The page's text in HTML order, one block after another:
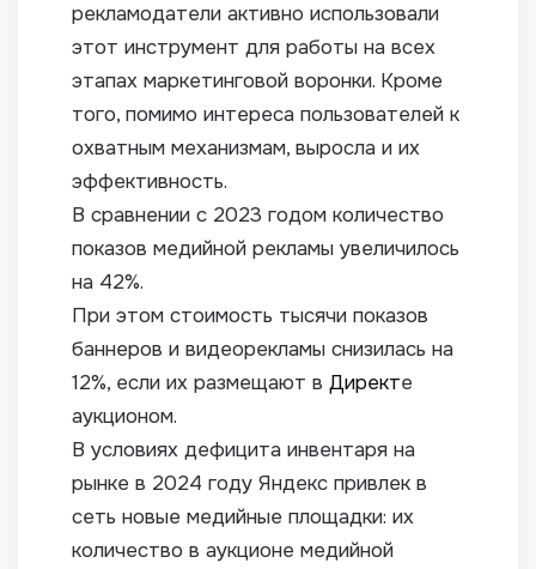
рекламодатели активно использовали
этот инструмент для работы на всех
этапах маркетинговой воронки. Кроме
того, помимо интереса пользователей к
охватным механизмам, выросла и их
эффективность.
В сравнении с 2023 годом количество
показов медийной рекламы увеличилось
на 42%.
При этом стоимость тысячи показов
баннеров и видеорекламы снизилась на
12%, если их размещают в Директе
аукционом.
В условиях дефицита инвентаря на
рынке в 2024 году Яндекс привлек в
сеть новые медийные площадки: их
количество в аукционе медийной